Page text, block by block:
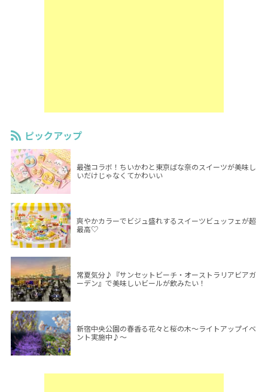
ピックアップ
最強コラボ！ちいかわと東京ばな奈のスイーツが美味し
いだけじゃなくてかわいい
爽やかカラーでビジュ盛れするスイーツビュッフェが超
最高♡
常夏気分♪『サンセットビーチ・オーストラリアビアガ
ーデン』で美味しいビールが飲みたい！
新宿中央公園の春香る花々と桜の木～ライトアップイベ
ント実施中♪～